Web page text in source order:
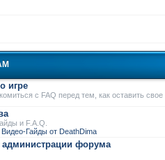
игре
с FAQ перед тем, как оставить
и F.A.Q.
Видео-Гайды от DeathDima
форума